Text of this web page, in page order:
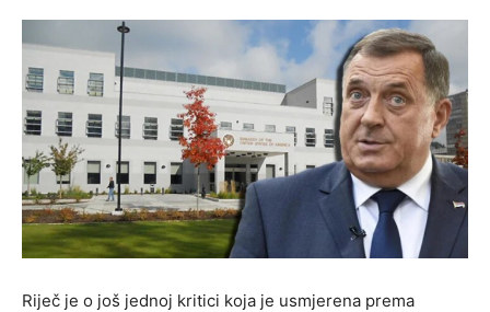
Riječ je o još jednoj kritici koja je usmjerena prema